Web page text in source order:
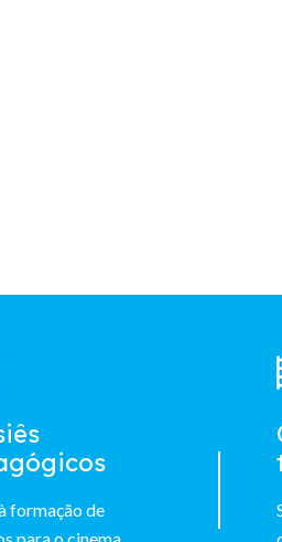
formação de
para o cinema